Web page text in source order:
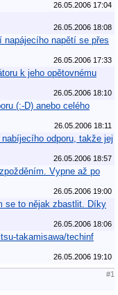
26.05.2006 17:04
26.05.2006 18:08
napájecího napětí se přes
26.05.2006 17:33
k jeho opětovnému
26.05.2006 18:10
(:-D) anebo celého
26.05.2006 18:11
odporu, takže jej
26.05.2006 18:57
Vypne až po
26.05.2006 19:00
se to nějak zbastlit. Díky
26.05.2006 18:06
takamisawa/techinf
26.05.2006 19:10
#1